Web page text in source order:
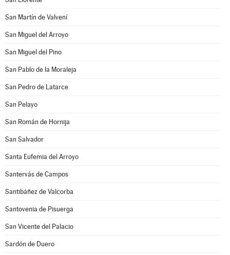
San Martín de Valvení
San Miguel del Arroyo
San Miguel del Pino
San Pablo de la Moraleja
San Pedro de Latarce
San Pelayo
San Román de Hornija
San Salvador
Santa Eufemia del Arroyo
Santervás de Campos
Santibáñez de Valcorba
Santovenia de Pisuerga
San Vicente del Palacio
Sardón de Duero